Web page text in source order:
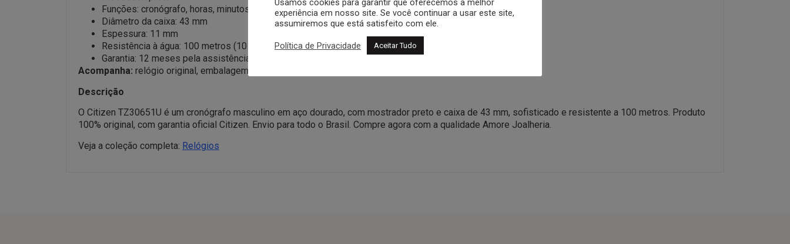
Funções: cronógrafo, horas, minutos, segundos e calendário
Diâmetro da caixa: 43 mm
Espessura: 11 mm
Resistência à água: 100 metros (10 ATM)
Garantia: 12 meses pela assistência técnica autorizada Citizen
Acompanha: relógio original, embalagem Amore, manual, certificado de garantia e nota fiscal.
Descrição
O Citizen TZ30651U é um cronógrafo masculino em aço dourado, com mostrador preto e caixa de 43 mm, sofisticado e resistente a 100 metros. Produto
100% original, com garantia oficial Citizen. Envio para todo o Brasil. Compre agora com a qualidade Amore Joalheria.
Veja a coleção completa: Relógios
Usamos cookies para garantir que oferecemos a melhor
experiência em nosso site. Se você continuar a usar este site,
assumiremos que está satisfeito com ele.
Política de Privacidade Aceitar Tudo